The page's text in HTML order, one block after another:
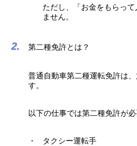
ただし、「お金をもらっ
ません。
第二種免許とは？
普通自動車第二種運転免許は
す。
以下の仕事では第二種免許が必
タクシー運転手